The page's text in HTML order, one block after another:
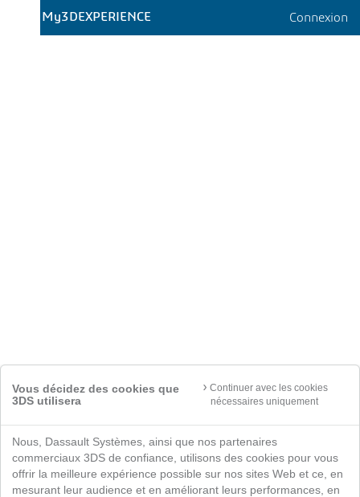
My3DEXPERIENCE Connexion
Vous décidez des cookies que
3DS utilisera
Continuer avec les cookies
nécessaires uniquement
Nous, Dassault Systèmes, ainsi que nos partenaires
commerciaux 3DS de confiance, utilisons des cookies pour vous
offrir la meilleure expérience possible sur nos sites Web et ce, en
mesurant leur audience et en améliorant leurs performances, en